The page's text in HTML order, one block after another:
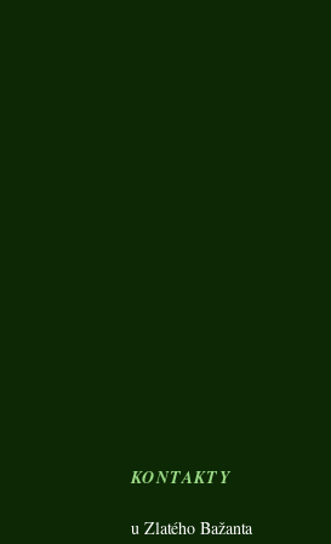
KONTAKTY
u Zlatého Bažanta